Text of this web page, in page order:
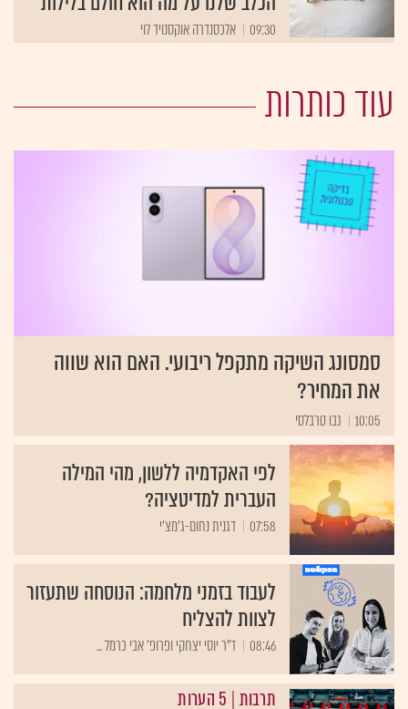
09:30 אלכסנדרה אוקסנויד לוי
עוד כותרות
סמסונג השיקה מתקפל ריבועי. האם הוא שווה
את המחיר?
10:05 נבו טרבלסי
לפי האקדמיה ללשון, מהי המילה
העברית למדיטציה?
07:58 דגנית נחום-ג'מצ'י
לעבוד בזמני מלחמה: הנוסחה שתעזור
לצוות להצליח
08:46 ד"ר יוסי יצחקי ופרופ' אבי כרמל ...
תרבות | 5 הערות